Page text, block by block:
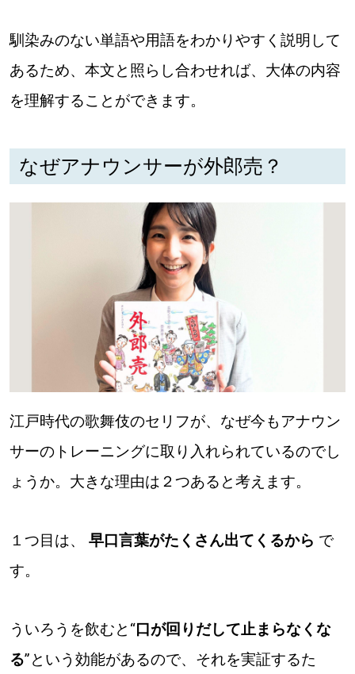
馴染みのない単語や用語をわかりやすく説明して
あるため、本文と照らし合わせれば、大体の内容
を理解することができます。
なぜアナウンサーが外郎売？
江戸時代の歌舞伎のセリフが、なぜ今もアナウン
サーのトレーニングに取り入れられているのでし
ょうか。大きな理由は２つあると考えます。
１つ目は、 早口言葉がたくさん出てくるから で
す。
ういろうを飲むと“口が回りだして止まらなくな
る”という効能があるので、それを実証するた